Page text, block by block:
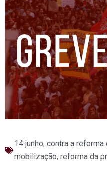
14 junho, contra a reforma
mobilização, reforma da